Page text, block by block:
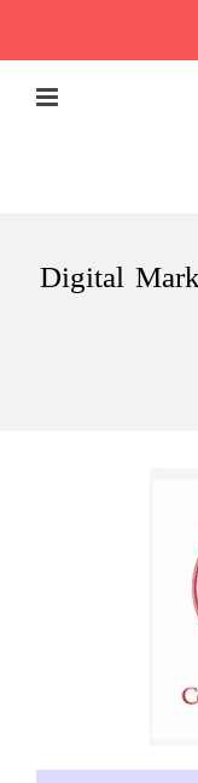
Digital